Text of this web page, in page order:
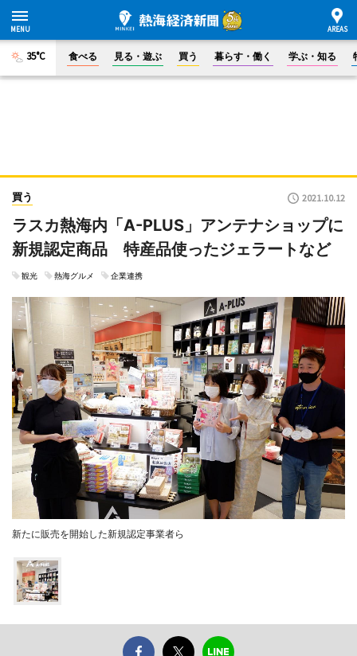
35°C 食べる 見る・遊ぶ 買う 暮らす・働く 学ぶ・知る
買う 2021.10.12
ラスカ熱海内「A-PLUS」アンテナショップに
新規認定商品 特産品使ったジェラートなど
観光 熱海グルメ 企業連携
新たに販売を開始した新規認定事業者ら